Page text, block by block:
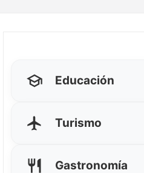
Educación
Turismo
Gastronomía